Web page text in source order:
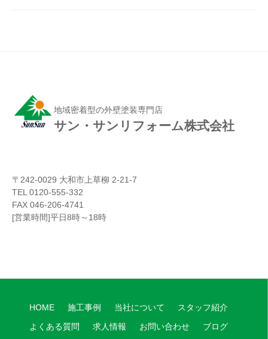
地域密着型の外壁塗装専門店
サン・サンリフォーム株式会社
〒242-0029 大和市上草柳 2-21-7
TEL 0120-555-332
FAX 046-206-4741
[営業時間]平日8時～18時
HOME 施工事例 当社について スタッフ紹介
よくある質問 求人情報 お問い合わせ ブログ